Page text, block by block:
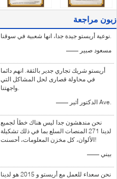
زبون مراجعة
نوعية أريستو جيدة جدا، انها شعبية في سوقنا.
—— مسعود صبير
أريستو شريك تجاري جدير بالثقة. انهم دائما
في محاولة قصارى لحل المشاكل التي
واجهتنا.
—— الدكتور أثير Ave.
نحن مندهشون جدا ليس هناك خطأ لجميع
لدينا 271 المنصات السلع بما في ذلك تشكيلة
الألوان، كل مخزن المعلومات، أحسنت!
—— بيني
نحن سعداء للعمل مع أريستو و 2015 هو لدينا